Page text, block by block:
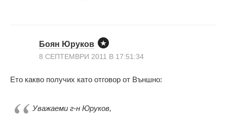
Боян Юруков
8 СЕПТЕМВРИ 2011 В 17:51:34
Ето какво получих като отговор от Външно:
Уважаеми г-н Юруков,